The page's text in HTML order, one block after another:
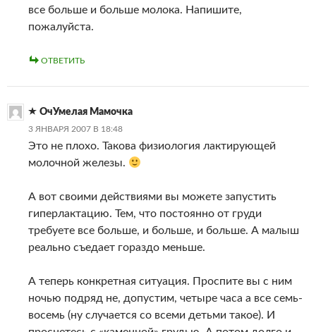
все больше и больше молока. Напишите,
пожалуйста.
ОТВЕТИТЬ
ОчУмелая Мамочка
3 ЯНВАРЯ 2007 В 18:48
Это не плохо. Такова физиология лактирующей
молочной железы.
А вот своими действиями вы можете запустить
гиперлактацию. Тем, что постоянно от груди
требуете все больше, и больше, и больше. А малыш
реально съедает гораздо меньше.
А теперь конкретная ситуация. Проспите вы с ним
ночью подряд не, допустим, четыре часа а все семь-
восемь (ну случается со всеми детьми такое). И